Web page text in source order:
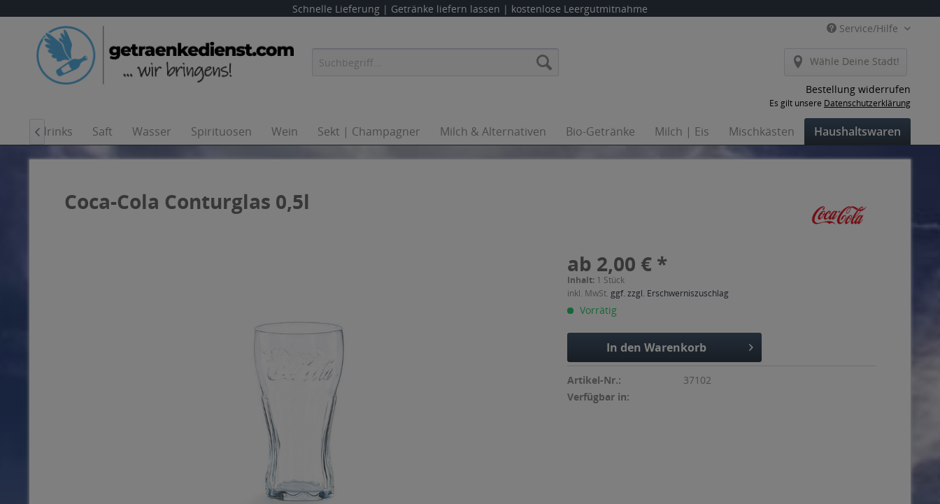
Schnelle Lieferung | Getränke liefern lassen | kostenlose Leergutmitnahme
Service/Hilfe
Wähle Deine Stadt!
Bestellung widerrufen
Es gilt unsere Datenschutzerklärung
Softdrinks Saft Wasser Spirituosen Wein Sekt | Champagner Milch & Alternativen Bio-Getränke Milch | Eis Mischkästen Haushaltswaren

Coca-Cola Conturglas 0,5l
ab 2,00 € *
Inhalt: 1 Stück
inkl. MwSt. ggf. zzgl. Erschwerniszuschlag
Vorrätig
In den Warenkorb
Artikel-Nr.:
37102
Verfügbar in: